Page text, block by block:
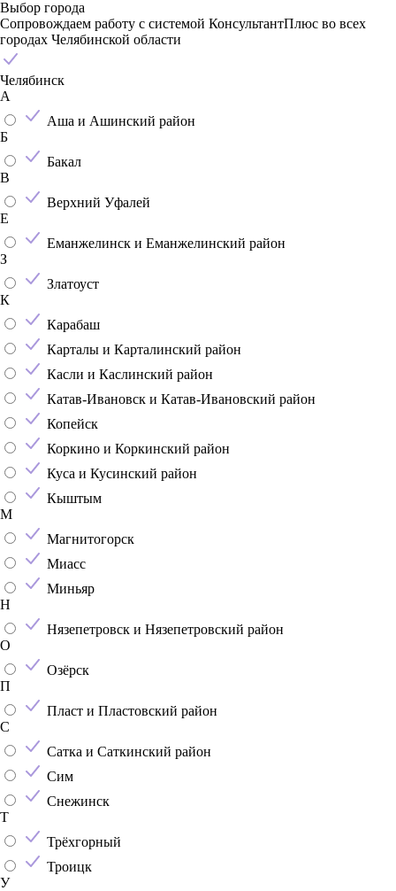
Выбор города
Сопровождаем работу с системой КонсультантПлюс во всех
городах Челябинской области
Челябинск
А
Аша и Ашинский район
Б
Бакал
В
Верхний Уфалей
Е
Еманжелинск и Еманжелинский район
З
Златоуст
К
Карабаш
Карталы и Карталинский район
Касли и Каслинский район
Катав-Ивановск и Катав-Ивановский район
Копейск
Коркино и Коркинский район
Куса и Кусинский район
Кыштым
М
Магнитогорск
Миасс
Миньяр
Н
Нязепетровск и Нязепетровский район
О
Озёрск
П
Пласт и Пластовский район
С
Сатка и Саткинский район
Сим
Снежинск
Т
Трёхгорный
Троицк
У